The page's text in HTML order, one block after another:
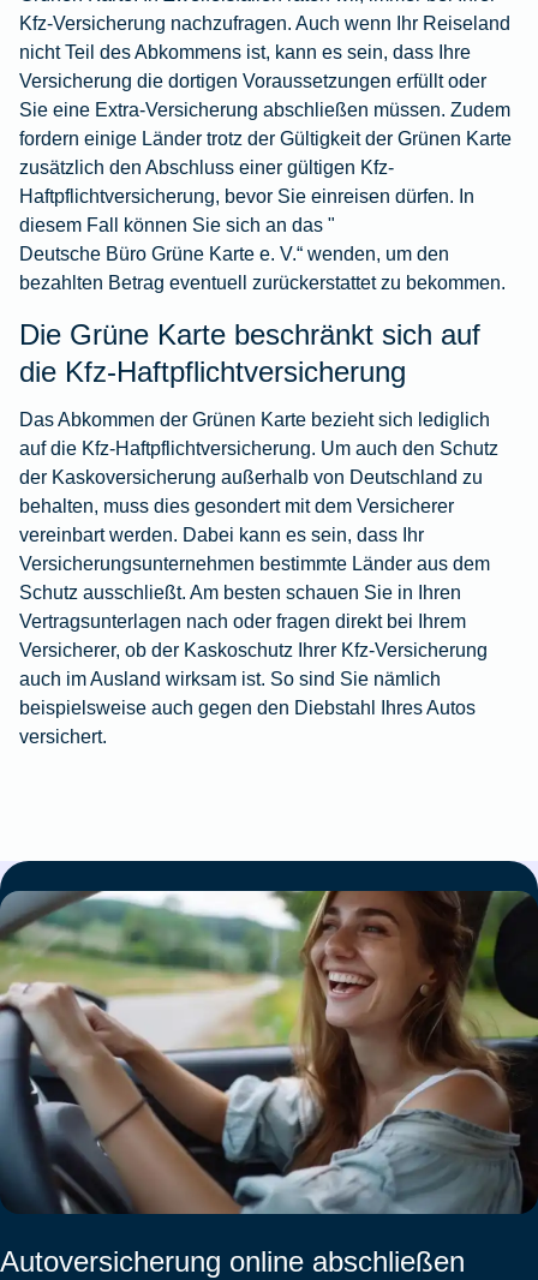
Kfz-Versicherung nachzufragen. Auch wenn Ihr Reiseland
nicht Teil des Abkommens ist, kann es sein, dass Ihre
Versicherung die dortigen Voraussetzungen erfüllt oder
Sie eine Extra-Versicherung abschließen müssen. Zudem
fordern einige Länder trotz der Gültigkeit der Grünen Karte
zusätzlich den Abschluss einer gültigen Kfz-
Haftpflichtversicherung, bevor Sie einreisen dürfen. In
diesem Fall können Sie sich an das "
Deutsche Büro Grüne Karte e. V.“ wenden, um den
bezahlten Betrag eventuell zurückerstattet zu bekommen.
Die Grüne Karte beschränkt sich auf
die Kfz-Haftpflichtversicherung
Das Abkommen der Grünen Karte bezieht sich lediglich
auf die Kfz-Haftpflichtversicherung. Um auch den Schutz
der Kaskoversicherung außerhalb von Deutschland zu
behalten, muss dies gesondert mit dem Versicherer
vereinbart werden. Dabei kann es sein, dass Ihr
Versicherungsunternehmen bestimmte Länder aus dem
Schutz ausschließt. Am besten schauen Sie in Ihren
Vertragsunterlagen nach oder fragen direkt bei Ihrem
Versicherer, ob der Kaskoschutz Ihrer Kfz-Versicherung
auch im Ausland wirksam ist. So sind Sie nämlich
beispielsweise auch gegen den Diebstahl Ihres Autos
versichert.
Autoversicherung online abschließen